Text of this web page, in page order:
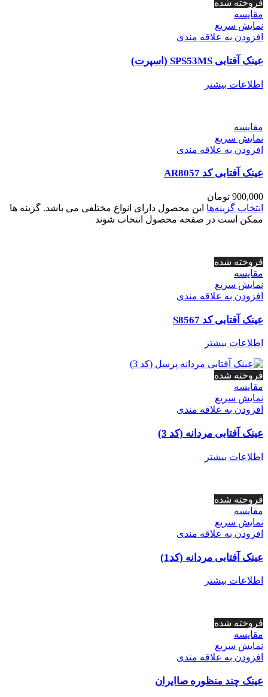
فروخته شده
مقايسه
نمایش سریع
افزودن به علاقه مندی
عینک آفتابی SPS53MS (اسپرت)
اطلاعات بیشتر
مقايسه
نمایش سریع
افزودن به علاقه مندی
عینک آفتابی کد AR8057
900,000 تومان
انتخاب گزینه‌ها این محصول دارای انواع مختلفی می باشد. گزینه ها
ممکن است در صفحه محصول انتخاب شوند
فروخته شده
مقايسه
نمایش سریع
افزودن به علاقه مندی
عینک آفتابی کد S8567
اطلاعات بیشتر
فروخته شده
مقايسه
نمایش سریع
افزودن به علاقه مندی
عینک آفتابی مردانه (کد 3)
اطلاعات بیشتر
فروخته شده
مقايسه
نمایش سریع
افزودن به علاقه مندی
عینک آفتابی مردانه (کد1)
اطلاعات بیشتر
فروخته شده
مقايسه
نمایش سریع
افزودن به علاقه مندی
عینک چند منظوره صاایران